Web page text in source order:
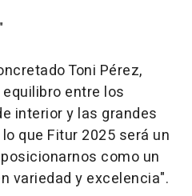
Toni Pérez,
entre los
interior y las grandes
que Fitur 2025 será un
como un
variedad y excelencia".